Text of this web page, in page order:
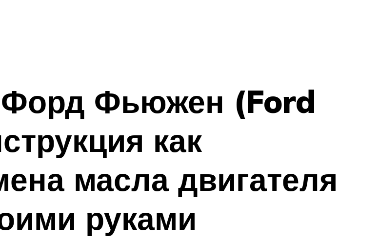
Фьюжен (Ford
как
масла двигателя
руками